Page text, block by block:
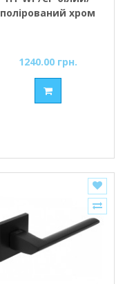
полірований хром
1240.00 грн.